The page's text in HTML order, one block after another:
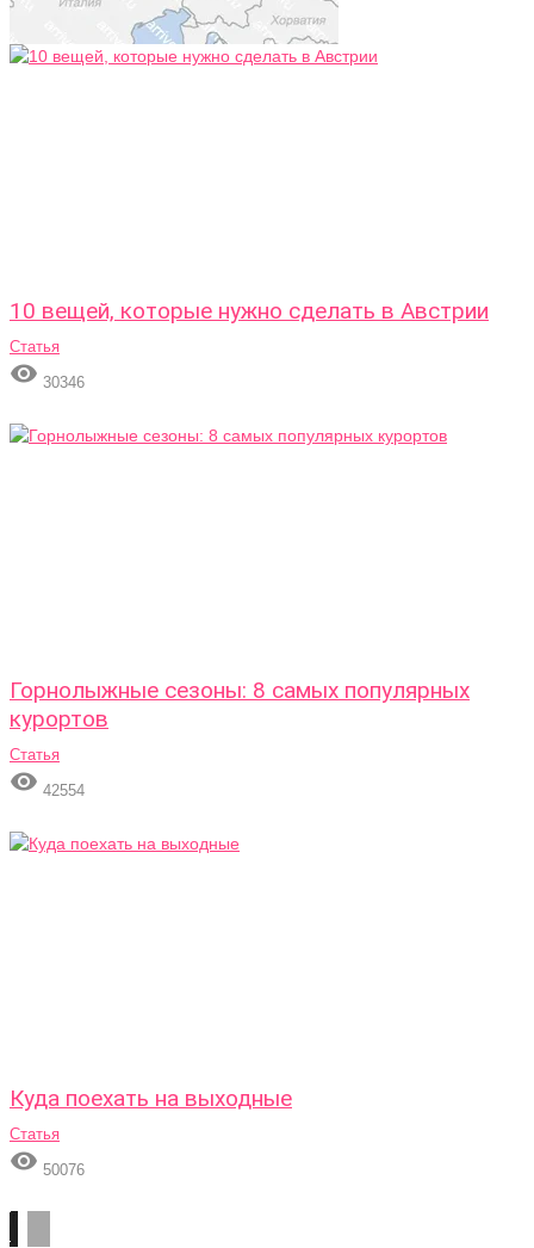
10 вещей, которые нужно сделать в Австрии
Статья
 30346
Горнолыжные сезоны: 8 самых популярных
курортов
Статья
 42554
Куда поехать на выходные
Статья
 50076